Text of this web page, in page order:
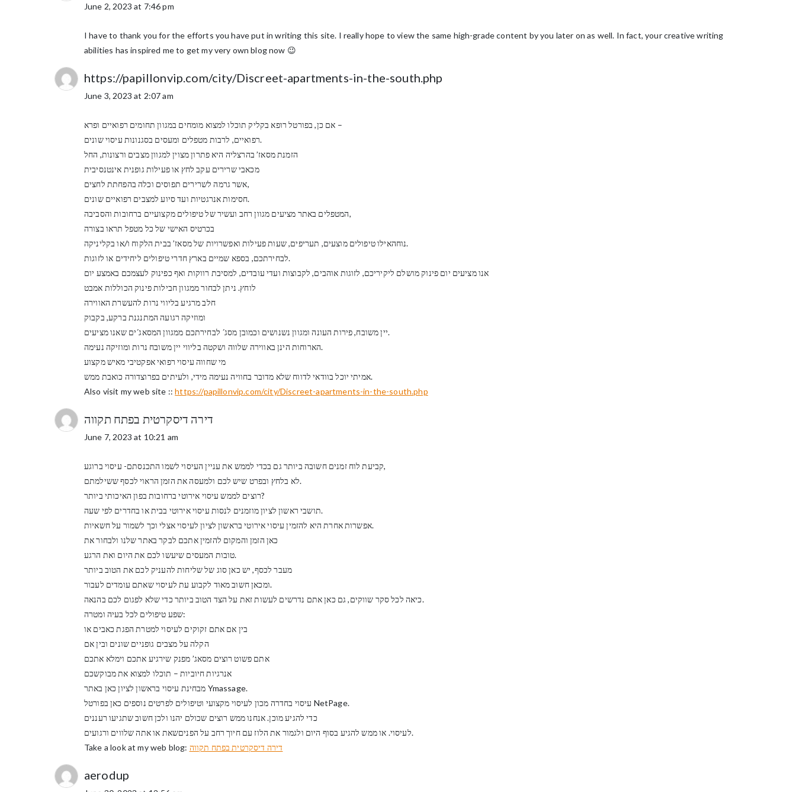
June 2, 2023 at 7:46 pm
I have to thank you for the efforts you have put in writing this site. I really hope to view the same high-grade content by you later on as well. In fact, your creative writing
abilities has inspired me to get my very own blog now 😉
https://papillonvip.com/city/Discreet-apartments-in-the-south.php
June 3, 2023 at 2:07 am
אם כן, בפורטל רופא בקליק תוכלו למצוא מומחים במגוון תחומים רפואיים ופרא –
רפואיים, לרבות מטפלים ומעסים בסגנונות עיסוי שונים.
הזמנת מסאז’ בהרצליה היא פתרון מצוין למגוון מצבים ורצונות, החל
מכאבי שרירים עקב לחץ או פעילות גופנית אינטנסיבית
אשר גרמה לשרירים תפוסים וכלה בהפחתת לחצים,
חסימות אנרגטיות ועד סיוע למצבים רפואיים שונים.
המטפלים באתר מציעים מגוון רחב ועשיר של טיפולים מקצועיים ברחובות והסביבה,
בכרטיס האישי של כל מטפל תראו בצורה
נוחהאילו טיפולים מוצעים, תעריפים, שעות פעילות ואפשרויות של מסאז’ בבית הלקוח ו/או בקליניקה.
לבחירתכם, בספא שמיים בארץ חדרי טיפולים ליחידים או לזוגות.
אנו מציעים יום פינוק מושלם ליקיריכם, לזוגות אוהבים, לקבוצות ועדי עובדים, למסיבת רווקות ואף כפינוק לעצמכם באמצע יום
לוחץ. ניתן לבחור ממגוון חבילות פינוק הכוללות אמבט
חלב מרגיע בליווי נרות להעשרת האווירה
ומוזיקה רגועה המתנגנת ברקע, בקבוק
יין משובח, פירות העונה ומגוון נשנושים וכמובן מסג´ לבחירתכם ממגוון המסאג´ים שאנו מציעים.
הארוחות הינן באווירה שלווה ושקטה בליווי יין משובח נרות ומוזיקה נעימה.
מי שחווה עיסוי רפואי אפקטיבי מאיש מקצוע
אמיתי יוכל בוודאי לדווח שלא מדובר בחוויה נעימה מידי, ולעיתים בפרוצדורה כואבת ממש.
Also visit my web site ::https://papillonvip.com/city/Discreet-apartments-in-the-south.php
דירה דיסקרטית בפתח תקווה
June 7, 2023 at 10:21 am
קביעת לוח זמנים חשובה ביותר גם בכדי לממש את עניין העיסוי לשמו התכנסתם- עיסוי ברוגע,
לא בלחץ ובפרט שיש לכם ולמעסה את הזמן הראוי לכסף ששילמתם.
רוצים לממש עיסוי אירוטי ברחובות בפון האיכותי ביותר?
תושבי ראשון לציון מוזמנים לנסות עיסוי אירוטי בבית או בחדרים לפי שעה.
אפשרות אחרת היא להזמין עיסוי אירוטי בראשון לציון לעיסוי אצלי וכך לשמור על חשאיות.
כאן הזמן והמקום להזמין אתכם לבקר באתר שלנו ולבחור את
טובות המעסים שיעשו לכם את היום ואת הרגע.
מעבר לכסף, יש כאן סוג של שליחות להעניק לכם את הטוב ביותר
ומכאן חשוב מאוד לקבוע עת לעיסוי שאתם עומדים לעבור.
כיאה לכל סקר שווקים, גם כאן אתם נדרשים לעשות זאת על הצד הטוב ביותר כדי שלא לפגום לכם בהנאה.
שפע טיפולים לכל בעיה ומטרה:
בין אם אתם זקוקים לעיסוי למטרת הפגת כאבים או
הקלה על מצבים גופניים שונים ובין אם
אתם פשוט רוצים מסאג’ מפנק שירגיע אתכם וימלא אתכם
אנרגיות חיוביות – תוכלו למצוא את מבוקשכם
מבחינת עיסוי בראשון לציון כאן באתר Ymassage.
עיסוי בחדרה מכון לעיסוי מקצועי וטיפולים לפרטים נוספים כאן בפורטל NetPage.
כדי להגיע מוכן. אנחנו ממש רוצים שכולם יהנו ולכן חשוב שתגיעו רעננים
לעיסוי. או ממש להגיע בסוף היום ולגמור את הלוז עם חיוך רחב על הפניםשאת או אתה שלווים ורגועים.
Take a look at my web blog: דירה דיסקרטית בפתח תקווה
aerodup